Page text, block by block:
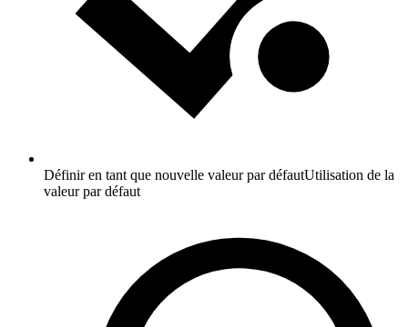
Définir en tant que nouvelle valeur par défautUtilisation de la
valeur par défaut